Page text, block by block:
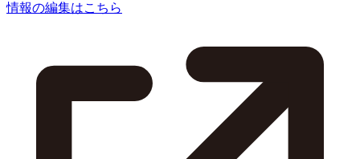
情報の編集はこちら